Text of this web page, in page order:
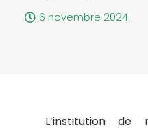
6 novembre 2024
L’institution de